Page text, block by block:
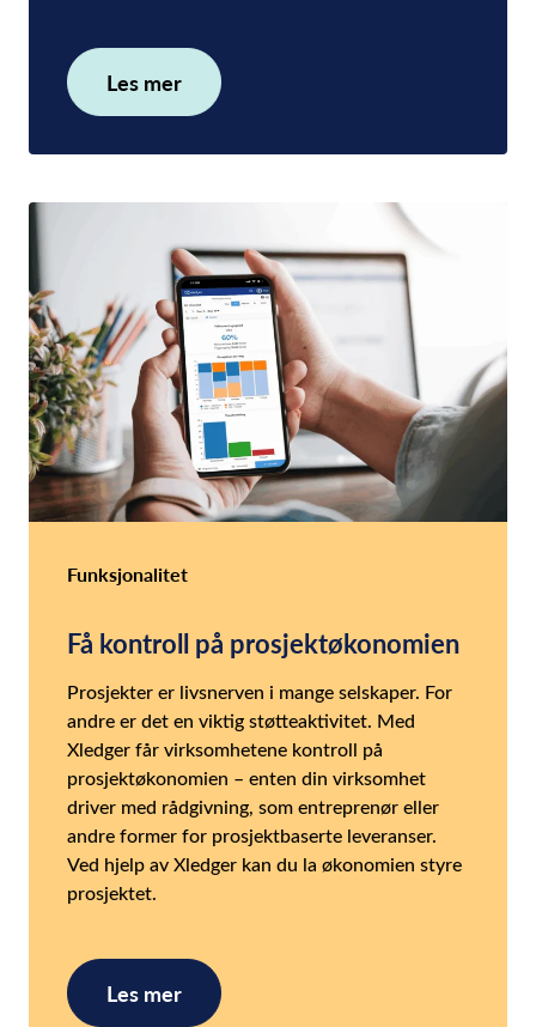
Les mer
Funksjonalitet
Få kontroll på prosjektøkonomien
Prosjekter er livsnerven i mange selskaper. For
andre er det en viktig støtteaktivitet. Med
Xledger får virksomhetene kontroll på
prosjektøkonomien – enten din virksomhet
driver med rådgivning, som entreprenør eller
andre former for prosjektbaserte leveranser.
Ved hjelp av Xledger kan du la økonomien styre
prosjektet.
Les mer